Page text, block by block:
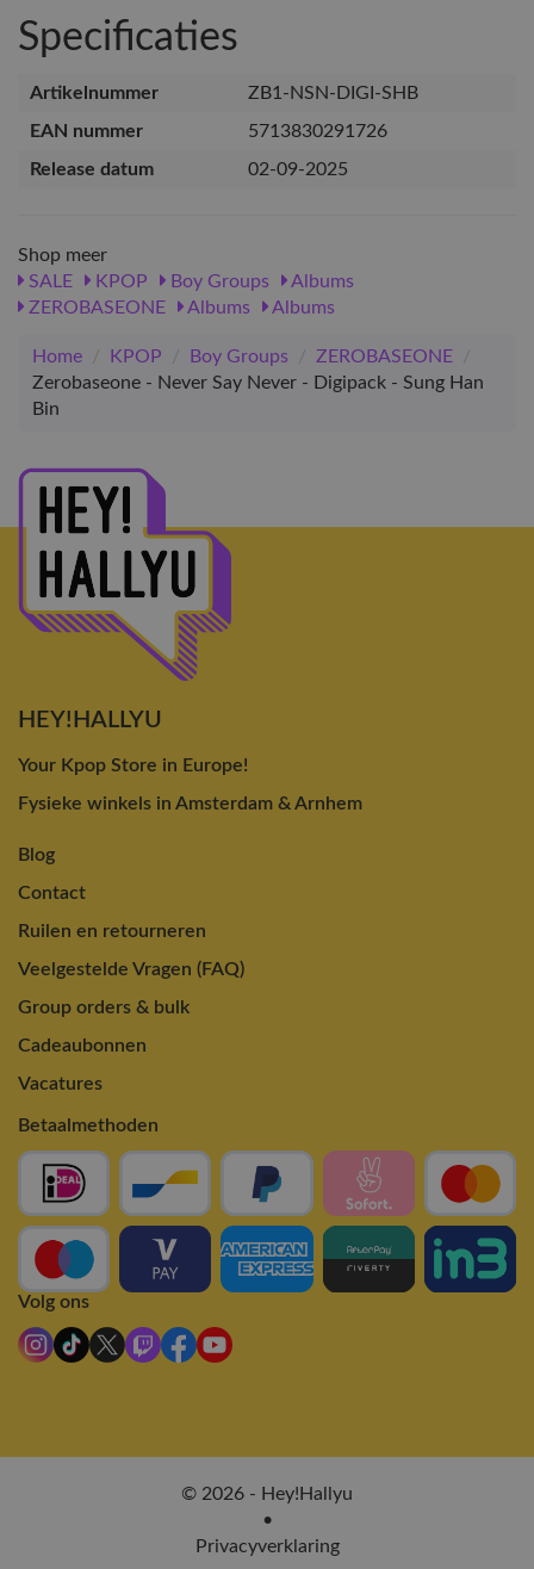
Specificaties
Artikelnummer
ZB1-NSN-DIGI-SHB
EAN nummer
5713830291726
Release datum
02-09-2025
Shop meer
SALE
KPOP Boy Groups
Albums
ZEROBASEONE
Albums Albums
Home / KPOP / Boy Groups / ZEROBASEONE
/
Zerobaseone - Never Say Never - Digipack - Sung Han
Bin
HEY!HALLYU
Your Kpop Store in Europe!
Fysieke winkels in Amsterdam & Arnhem
Blog
Contact
Ruilen en retourneren
Veelgestelde Vragen (FAQ)
Group orders & bulk
Cadeaubonnen
Vacatures
Betaalmethoden
Volg ons
© 2026 - Hey!Hallyu
•
Privacyverklaring